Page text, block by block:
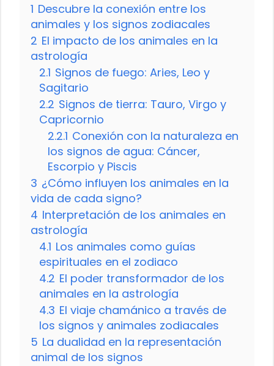
1 Descubre la conexión entre los
animales y los signos zodiacales
2 El impacto de los animales en la
astrología
2.1 Signos de fuego: Aries, Leo y
Sagitario
2.2 Signos de tierra: Tauro, Virgo y
Capricornio
2.2.1 Conexión con la naturaleza en
los signos de agua: Cáncer,
Escorpio y Piscis
3 ¿Cómo influyen los animales en la
vida de cada signo?
4 Interpretación de los animales en
astrología
4.1 Los animales como guías
espirituales en el zodiaco
4.2 El poder transformador de los
animales en la astrología
4.3 El viaje chamánico a través de
los signos y animales zodiacales
5 La dualidad en la representación
animal de los signos